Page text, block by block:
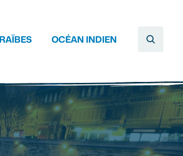
OCÉAN INDIEN